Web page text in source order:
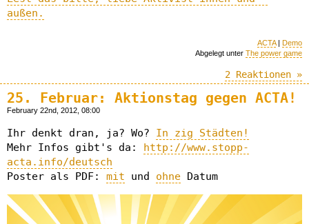
außen.
ACTA| Demo
Abgelegt unter The power game
2 Reaktionen »
25. Februar: Aktionstag gegen ACTA!
February 22nd, 2012, 08:00
Ihr denkt dran, ja? Wo? In zig Städten!
Mehr Infos gibt's da: http://www.stopp-
acta.info/deutsch
Poster als PDF: mit und ohne Datum